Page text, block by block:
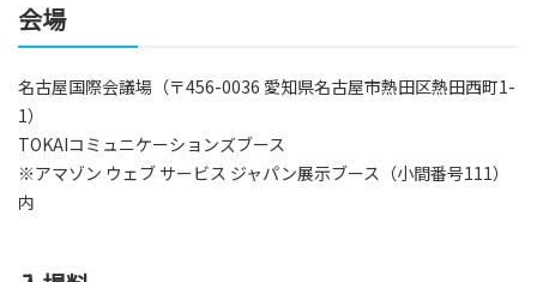
会場
名古屋国際会議場（〒456-0036 愛知県名古屋市熱田区熱田西町1-
1）
TOKAIコミュニケーションズブース
※アマゾン ウェブ サービス ジャパン展示ブース（小間番号111）
内